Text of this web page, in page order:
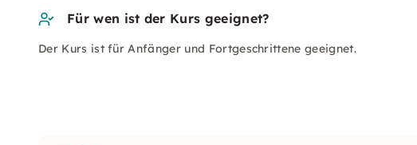
Für wen ist der Kurs geeignet?
Der Kurs ist für Anfänger und Fortgeschrittene geeignet.